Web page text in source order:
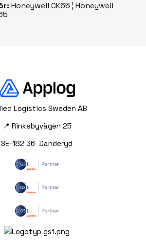
Honeywell CK65 ¦ Honeywell
Logistics Sweden AB
📍 Rinkebyvägen 25
SE-182 36 Danderyd